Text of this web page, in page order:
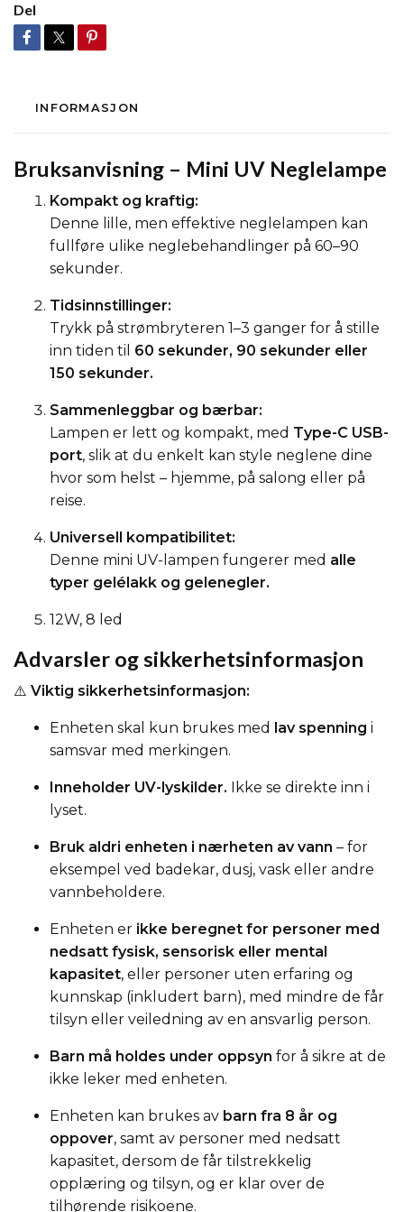
Del
INFORMASJON
Bruksanvisning – Mini UV Neglelampe
Kompakt og kraftig:
Denne lille, men effektive neglelampen kan
fullføre ulike neglebehandlinger på 60–90
sekunder.
Tidsinnstillinger:
Trykk på strømbryteren 1–3 ganger for å stille
inn tiden til 60 sekunder, 90 sekunder eller
150 sekunder.
Sammenleggbar og bærbar:
Lampen er lett og kompakt, med Type-C USB-
port, slik at du enkelt kan style neglene dine
hvor som helst – hjemme, på salong eller på
reise.
Universell kompatibilitet:
Denne mini UV-lampen fungerer med alle
typer gelélakk og gelenegler.
12W, 8 led
Advarsler og sikkerhetsinformasjon
⚠️ Viktig sikkerhetsinformasjon:
Enheten skal kun brukes med lav spenning i
samsvar med merkingen.
Inneholder UV-lyskilder. Ikke se direkte inn i
lyset.
Bruk aldri enheten i nærheten av vann – for
eksempel ved badekar, dusj, vask eller andre
vannbeholdere.
Enheten er ikke beregnet for personer med
nedsatt fysisk, sensorisk eller mental
kapasitet, eller personer uten erfaring og
kunnskap (inkludert barn), med mindre de får
tilsyn eller veiledning av en ansvarlig person.
Barn må holdes under oppsyn for å sikre at de
ikke leker med enheten.
Enheten kan brukes av barn fra 8 år og
oppover, samt av personer med nedsatt
kapasitet, dersom de får tilstrekkelig
opplæring og tilsyn, og er klar over de
tilhørende risikoene.